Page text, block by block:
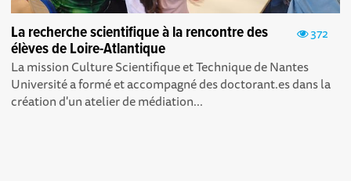
372
La recherche scientifique à la rencontre des
élèves de Loire-Atlantique
La mission Culture Scientifique et Technique de Nantes
Université a formé et accompagné des doctorant.es dans la
création d'un atelier de médiation...